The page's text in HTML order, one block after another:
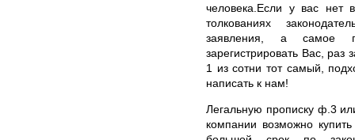
человека.Если у вас нет
толкованиях
заявления, а самое
зарегистрировать Вас, раз
1 из сотни тот самый,
написать к нам!
Легальную прописку ф.3
компании возможно